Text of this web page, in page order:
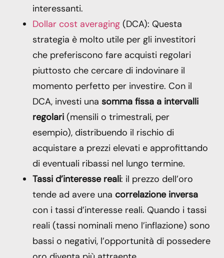
interessanti.
Dollar cost averaging (DCA): Questa
strategia è molto utile per gli investitori
che preferiscono fare acquisti regolari
piuttosto che cercare di indovinare il
momento perfetto per investire. Con il
DCA, investi una somma fissa a intervalli
regolari (mensili o trimestrali, per
esempio), distribuendo il rischio di
acquistare a prezzi elevati e approfittando
di eventuali ribassi nel lungo termine.
Tassi d’interesse reali: il prezzo dell’oro
tende ad avere una correlazione inversa
con i tassi d’interesse reali. Quando i tassi
reali (tassi nominali meno l’inflazione) sono
bassi o negativi, l’opportunità di possedere